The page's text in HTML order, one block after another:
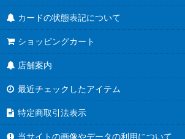
カードの状態表記について
ショッピングカート
店舗案内
最近チェックしたアイテム
特定商取引法表示
当サイトの画像やデータの利用について